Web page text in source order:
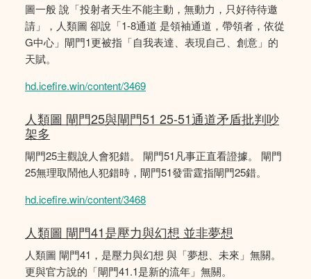
圖一般 說「投射者天生不能主動，無動力，只好待待邀
請」，人類圖 卻說「1-8通道 是領袖通道，帶領者，依從
G中心」閘門1更被指「自我表達、表現自己、創意」的
天賦。
hd.icefire.win/content/3469
人類圖 閘門25與閘門51 25-51通道矛盾批判吵
架多
閘門25主觀說人會犯錯。 閘門51凡事正直看證據。 閘門
25無理取鬧他人犯錯時，閘門51發雷霆指閘門25錯。
hd.icefire.win/content/3468
人類圖 閘門41是壓力與幻想 並非夢想
人類圖 閘門41，是壓力與幻想 與「夢想、未來」無關。
更與官方說的「閘門41.1是新的流年」無關。